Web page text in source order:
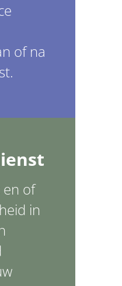
of na
en of
in